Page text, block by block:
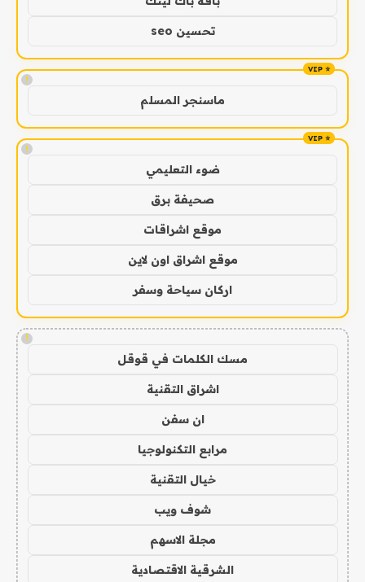
تحسين seo
!
ماسنجر المسلم
!
ضوء التعليمي
صحيفة برق
موقع اشراقات
موقع اشراق اون لاين
اركان سياحة وسفر
!
مسك الكلمات في قوقل
اشراق التقنية
ان سفن
مرابع التكنولوجيا
خيال التقنية
شوف ويب
مجلة الاسهم
الشرقية الاقتصادية